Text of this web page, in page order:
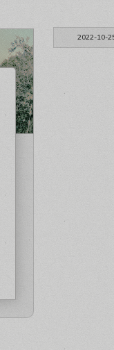
2022-10-